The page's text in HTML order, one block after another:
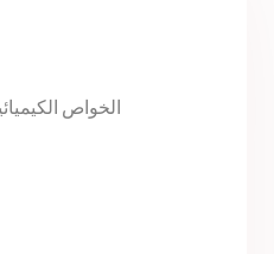
الخواص الكيميائية ل 1,4-